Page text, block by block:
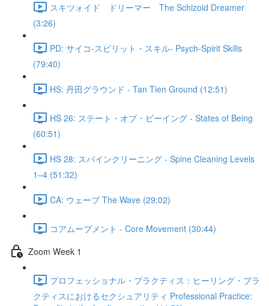
スキツォイド ドリーマー The Schizoid Dreamer
(3:26)
PD: サイコ‐スピリット・スキル- Psych-Spirit Skills
(79:40)
HS: 丹田グラウンド - Tan Tien Ground (12:51)
HS 26: ステート・オブ・ビーイング - States of Being
(60:51)
HS 28: スパインクリーニング - Spine Cleaning Levels
1–4 (51:32)
CA: ウェーブ The Wave (29:02)
コアムーブメント - Core Movement (30:44)
Zoom Week 1
プロフェッショナル・プラクティス：ヒーリング・プラ
クティスにおけるセクシュアリティ Professional Practice: